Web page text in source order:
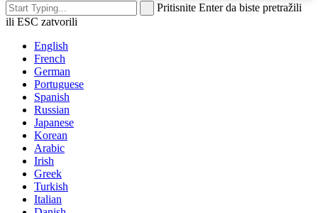
Pritisnite Enter da biste pretražili
ili ESC zatvorili
English
French
German
Portuguese
Spanish
Russian
Japanese
Korean
Arabic
Irish
Greek
Turkish
Italian